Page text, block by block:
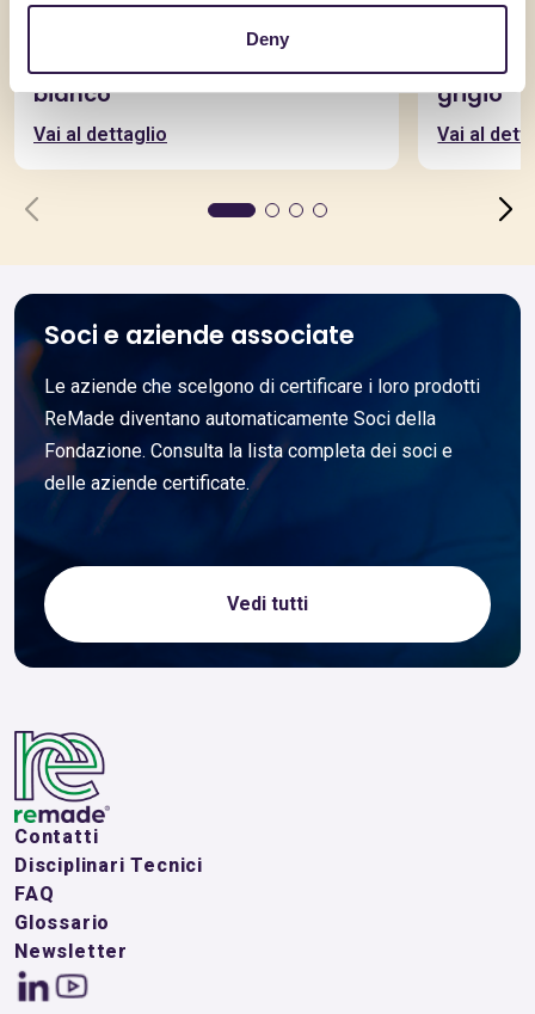
Deny
Adhesio Gold col. grigio e
bianco
Vai al dettaglio
Adhesio
grigio
Vai al
Soci e aziende associate
Le aziende che scelgono di certificare i loro prodotti
ReMade diventano automaticamente Soci della
Fondazione. Consulta la lista completa dei soci e
delle aziende certificate.
Vedi tutti
Contatti
Disciplinari Tecnici
FAQ
Glossario
Newsletter